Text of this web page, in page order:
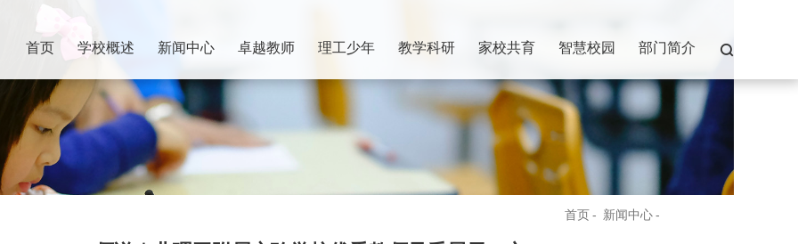
首页 学校概述 新闻中心 卓越教师 理工少年 教学科研 家校共育 智慧校园 部门简介
首页- 新闻中心-